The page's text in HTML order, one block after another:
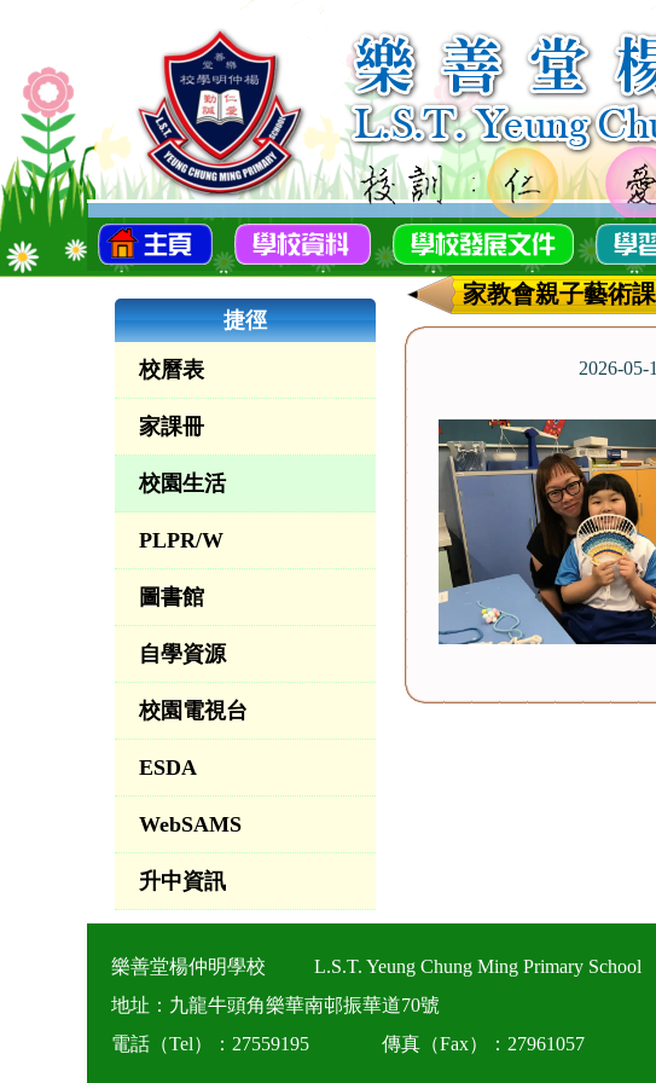
捷徑
校曆表
家課冊
校園生活
PLPR/W
圖書館
自學資源
校園電視台
ESDA
WebSAMS
升中資訊
家教會親子藝術
2026-
樂善堂楊仲明學校 L.S.T. Yeung Chung Ming Primary School
地址：九龍牛頭角樂華南邨振華道70號
電話（Tel）：27559195
傳真（Fax）：27961057